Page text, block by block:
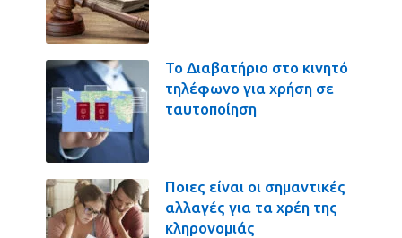
Το Διαβατήριο στο κινητό
τηλέφωνο για χρήση σε
ταυτοποίηση
Ποιες είναι οι σημαντικές
αλλαγές για τα χρέη της
κληρονομιάς